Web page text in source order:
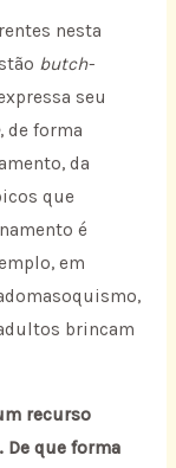
nesta
butch-
seu
, de forma
da
que
é
em
brincam
recurso
que forma